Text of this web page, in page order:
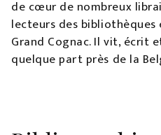
de cœur de nombreux
lecteurs des
Grand Cognac. Il vit, écrit
quelque part près de la